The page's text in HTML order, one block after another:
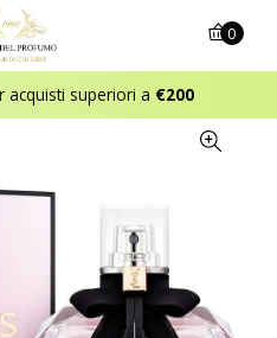
acquisti superiori a €200
0